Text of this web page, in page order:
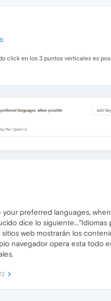
:
click en los 3 puntos verticales es
your preferred languages,
dice lo siguiente..."Idiomas
web mostrarán los
navegador opera esta todo